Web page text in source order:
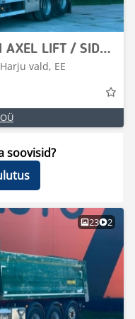
Volvo FMX 540 6x4 TANDEM AXEL LIFT / SIDE TIPP
vald, EE
soovisid?
23 2